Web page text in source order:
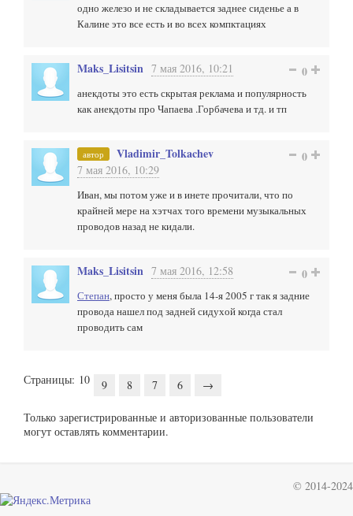
одно железо и не складывается заднее сиденье а в
Калине это все есть и во всех компктациях
Maks_Lisitsin 7 мая 2016, 10:21 0
анекдоты это есть скрытая реклама и популярность
как анекдоты про Чапаева .Горбачева и тд. и тп
автор Vladimir_Tolkachev
7 мая 2016, 10:29
0
Иван, мы потом уже и в инете прочитали, что по
крайней мере на хэтчах того времени музыкальных
проводов назад не кидали.
Maks_Lisitsin 7 мая 2016, 12:58 0
Степан, просто у меня была 14-я 2005 г так я задние
провода нашел под задней сидухой когда стал
проводить сам
Страницы: 10 9 8 7 6 →
Только зарегистрированные и авторизованные пользователи
могут оставлять комментарии.
© 2014-2024